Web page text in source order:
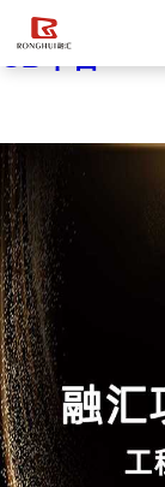
OD平台
OD平台